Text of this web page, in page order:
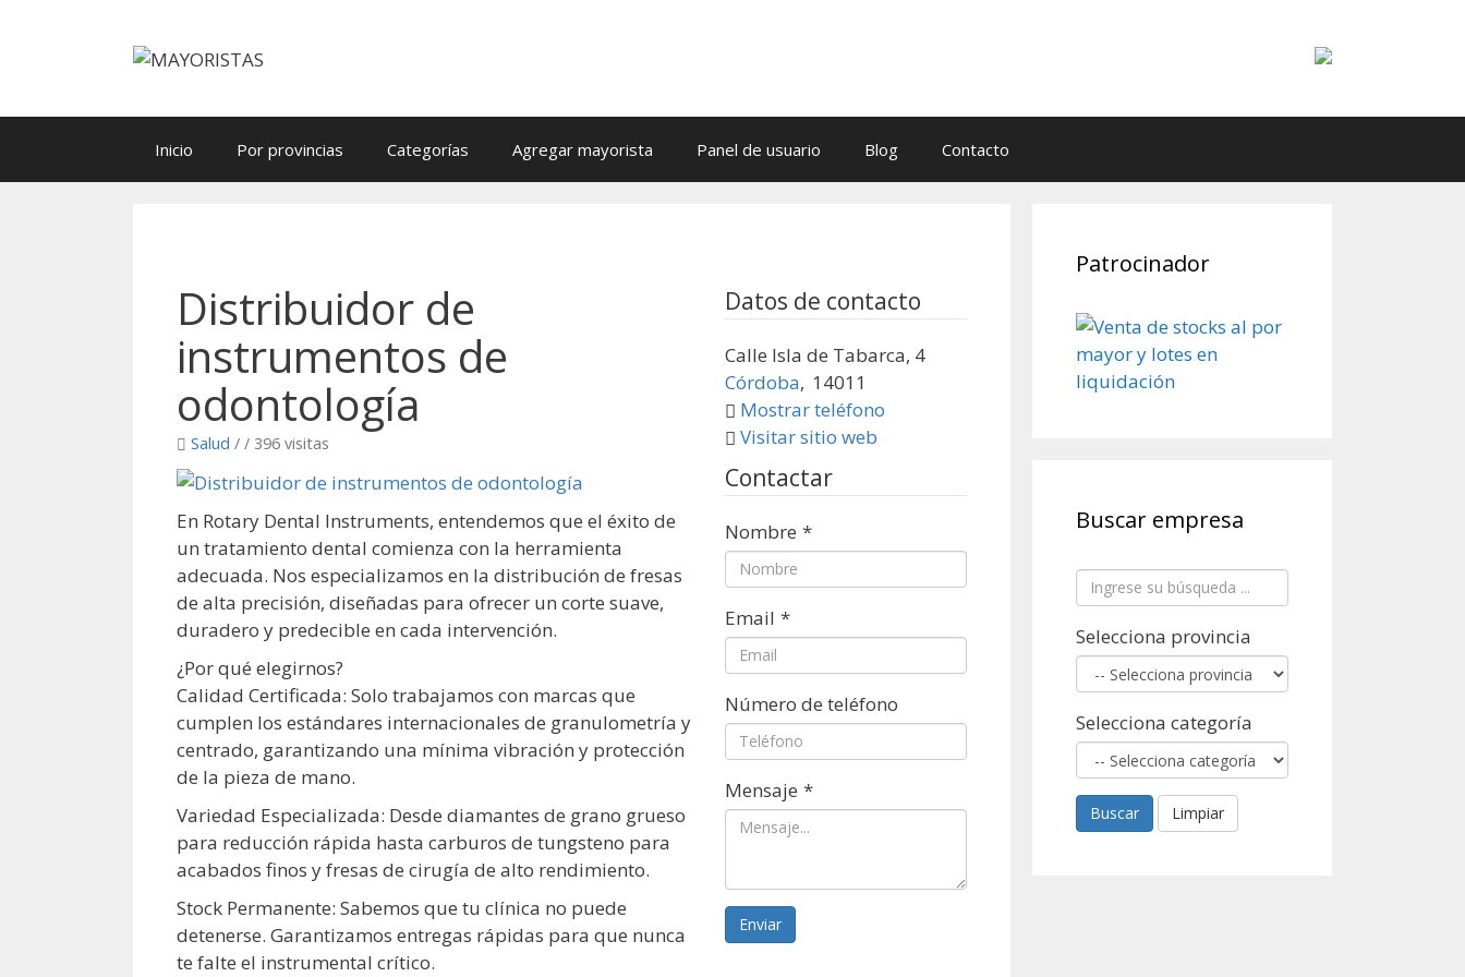
Inicio Por provincias Categorías Agregar mayorista Panel de usuario Blog Contacto
Distribuidor de
instrumentos de
odontología
Salud / / 396 visitas
En Rotary Dental Instruments, entendemos que el éxito de
un tratamiento dental comienza con la herramienta
adecuada. Nos especializamos en la distribución de fresas
de alta precisión, diseñadas para ofrecer un corte suave,
duradero y predecible en cada intervención.
¿Por qué elegirnos?
Calidad Certificada: Solo trabajamos con marcas que
cumplen los estándares internacionales de granulometría y
centrado, garantizando una mínima vibración y protección
de la pieza de mano.
Variedad Especializada: Desde diamantes de grano grueso
para reducción rápida hasta carburos de tungsteno para
acabados finos y fresas de cirugía de alto rendimiento.
Stock Permanente: Sabemos que tu clínica no puede
detenerse. Garantizamos entregas rápidas para que nunca
te falte el instrumental crítico.
Datos de contacto
Calle Isla de Tabarca, 4
Córdoba, 14011
Mostrar teléfono
Visitar sitio web
Contactar
Nombre *
Email *
Número de teléfono
Mensaje *
Enviar
Patrocinador
Buscar empresa
Selecciona provincia
Selecciona categoría
Buscar Limpiar